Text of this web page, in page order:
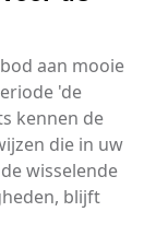
aan mooie
'de
kennen de
die in uw
wisselende
blijft